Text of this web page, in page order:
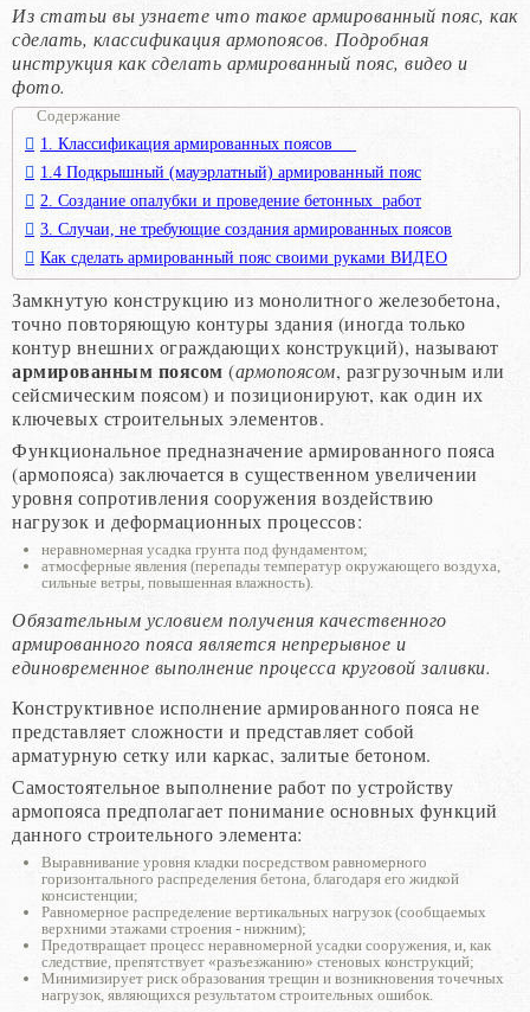
Из статьи вы узнаете что такое армированный пояс, как
сделать, классификация армопоясов. Подробная
инструкция как сделать армированный пояс, видео и
фото.
Содержание
1. Классификация армированных поясов
1.4 Подкрышный (мауэрлатный) армированный пояс
2. Создание опалубки и проведение бетонных работ
3. Случаи, не требующие создания армированных поясов
Как сделать армированный пояс своими руками ВИДЕО
Замкнутую конструкцию из монолитного железобетона,
точно повторяющую контуры здания (иногда только
контур внешних ограждающих конструкций), называют
армированным поясом (армопоясом, разгрузочным или
сейсмическим поясом) и позиционируют, как один их
ключевых строительных элементов.
Функциональное предназначение армированного пояса
(армопояса) заключается в существенном увеличении
уровня сопротивления сооружения воздействию
нагрузок и деформационных процессов:
неравномерная усадка грунта под фундаментом;
атмосферные явления (перепады температур окружающего воздуха,
сильные ветры, повышенная влажность).
Обязательным условием получения качественного
армированного пояса является непрерывное и
единовременное выполнение процесса круговой заливки.
Конструктивное исполнение армированного пояса не
представляет сложности и представляет собой
арматурную сетку или каркас, залитые бетоном.
Самостоятельное выполнение работ по устройству
армопояса предполагает понимание основных функций
данного строительного элемента:
Выравнивание уровня кладки посредством равномерного
горизонтального распределения бетона, благодаря его жидкой
консистенции;
Равномерное распределение вертикальных нагрузок (сообщаемых
верхними этажами строения - нижним);
Предотвращает процесс неравномерной усадки сооружения, и, как
следствие, препятствует «разъезжанию» стеновых конструкций;
Минимизирует риск образования трещин и возникновения точечных
нагрузок, являющихся результатом строительных ошибок.